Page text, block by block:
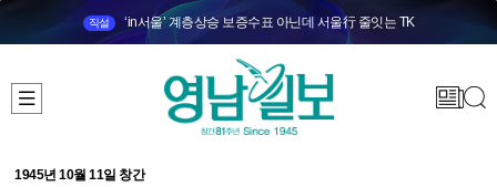
직설 ‘in서울’ 계층상승 보증수표 아닌데 서울行 줄잇는 TK
1945년 10월 11일 창간